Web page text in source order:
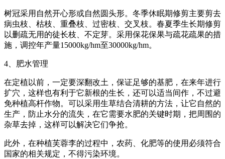
树冠采用自然开心形或自然圆头形。冬季休眠期修剪主要剪去
病虫枝、枯枝、重叠枝、过密枝、交叉枝。春夏季生长期修剪
以删疏无用的徒长枝、不定芽。采用保花保果与疏花疏果的措
施，调控年产量15000kg/hm至30000kg/hm。
4、肥水管理
在定植以前，一定要深翻改土，保证足够的基肥，在来年进行
扩穴，这样也有利于它新根的生长，还可以适当间作，不过避
免种植高杆作物。可以采用生草结合清耕的方法，让它自然的
生产，防止水分的流失，在它需要水肥的关键时期，把周围的
杂草去掉，这样可以解决它们争抢。
此外，在种植芙蓉李的过程中，农药、化肥等的使用必须符合
国家的相关规定，不得污染环境。